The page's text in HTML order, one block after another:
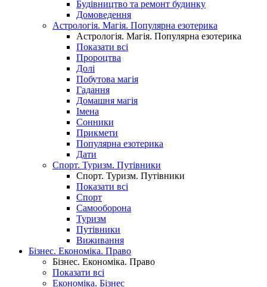
Будівництво та ремонт будинку
Домоведення
Астрологія. Магія. Популярна езотерика
Астрологія. Магія. Популярна езотерика
Показати всі
Пророцтва
Долі
Побутова магія
Гадання
Домашня магія
Імена
Сонники
Прикмети
Популярна езотерика
Дати
Спорт. Туризм. Путівники
Спорт. Туризм. Путівники
Показати всі
Спорт
Самооборона
Туризм
Путівники
Виживання
Бізнес. Економіка. Право
Бізнес. Економіка. Право
Показати всі
Економіка. Бізнес